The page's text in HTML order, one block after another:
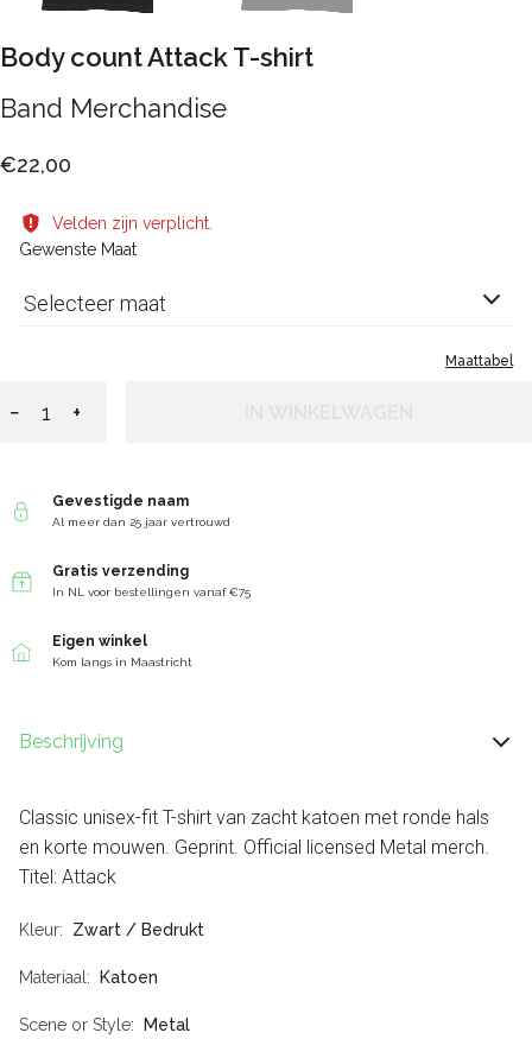
Body count Attack T-shirt
Band Merchandise
€22,00
Velden zijn verplicht.
Gewenste Maat
Selecteer maat
Maattabel
− +
Gevestigde naam
Al meer dan 25 jaar vertrouwd
Gratis verzending
In NL voor bestellingen vanaf €75
Eigen winkel
Kom langs in Maastricht
Beschrijving
Classic unisex-fit T-shirt van zacht katoen met ronde hals
en korte mouwen. Geprint. Official licensed Metal merch.
Titel: Attack
Kleur Zwart / Bedrukt
Materiaal Katoen
Scene or Style Metal